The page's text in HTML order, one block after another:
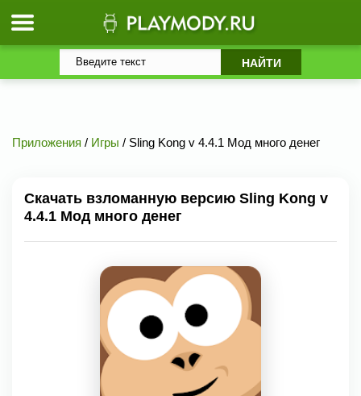
Приложения / Игры / Sling Kong v 4.4.1 Мод много денег
Скачать взломанную версию Sling Kong v
4.4.1 Мод много денег